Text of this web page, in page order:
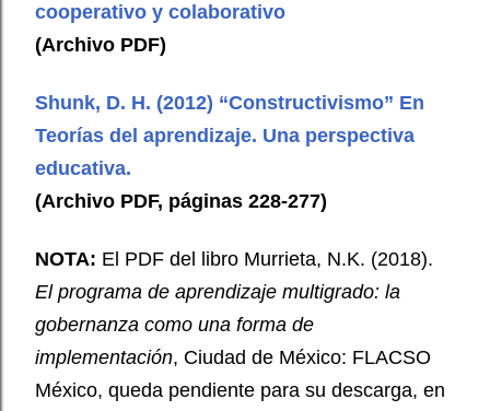
cooperativo y colaborativo
(Archivo PDF)
Shunk, D. H. (2012) “Constructivismo” En
Teorías del aprendizaje. Una perspectiva
educativa.
(Archivo PDF, páginas 228-277)
NOTA: El PDF del libro Murrieta, N.K. (2018).
El programa de aprendizaje multigrado: la
gobernanza como una forma de
implementación, Ciudad de México: FLACSO
México, queda pendiente para su descarga, en